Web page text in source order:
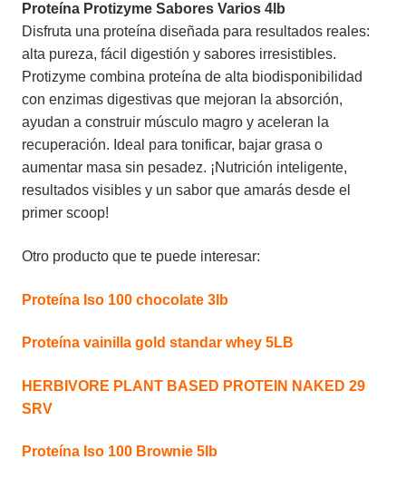
Proteína Protizyme Sabores Varios 4lb
Disfruta una proteína diseñada para resultados reales:
alta pureza, fácil digestión y sabores irresistibles.
Protizyme combina proteína de alta biodisponibilidad
con enzimas digestivas que mejoran la absorción,
ayudan a construir músculo magro y aceleran la
recuperación. Ideal para tonificar, bajar grasa o
aumentar masa sin pesadez. ¡Nutrición inteligente,
resultados visibles y un sabor que amarás desde el
primer scoop!
Otro producto que te puede interesar:
Proteína Iso 100 chocolate 3lb
Proteína vainilla gold standar whey 5LB
HERBIVORE PLANT BASED PROTEIN NAKED 29
SRV
Proteína Iso 100 Brownie 5lb